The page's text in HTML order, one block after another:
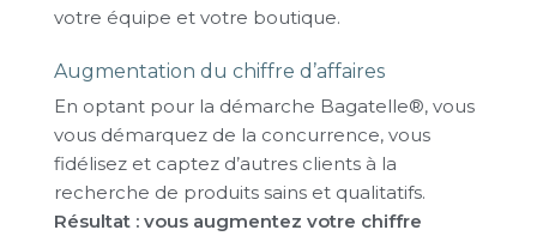
votre équipe et votre boutique.
Augmentation du chiffre d’affaires
En optant pour la démarche Bagatelle®, vous
vous démarquez de la concurrence, vous
fidélisez et captez d’autres clients à la
recherche de produits sains et qualitatifs.
Résultat : vous augmentez votre chiffre